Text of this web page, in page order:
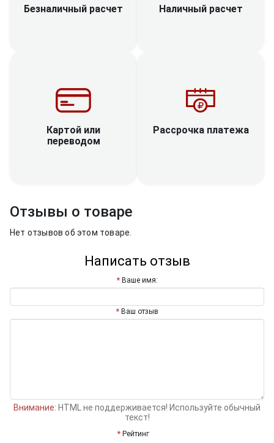
Безналичный расчет Наличный расчет
Картой или
переводом
Рассрочка платежа
Отзывы о товаре
Нет отзывов об этом товаре.
Написать отзыв
Ваше имя:
Ваш отзыв
Внимание: HTML не поддерживается! Используйте обычный
текст!
Рейтинг